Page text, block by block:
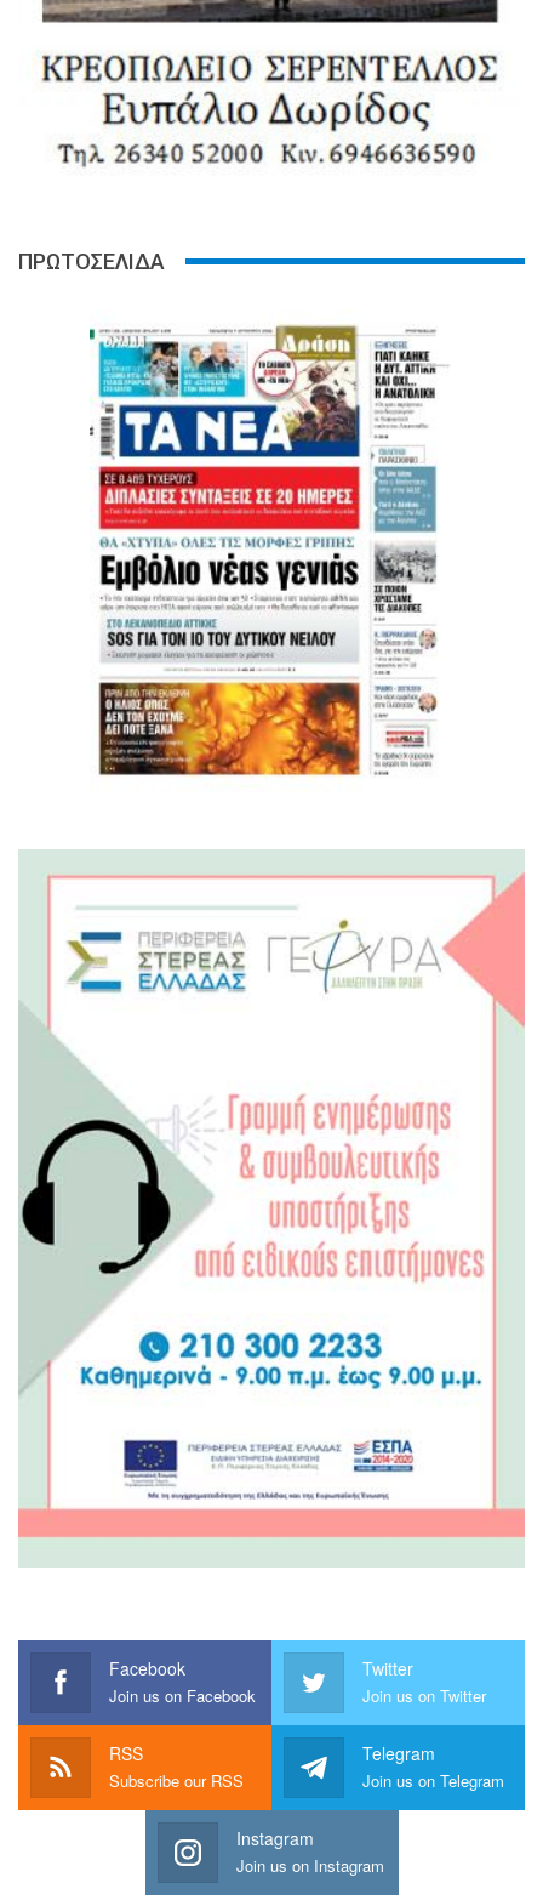
ΠΡΩΤΟΣΕΛΙΔΑ
Facebook
Join us on Facebook
Twitter
Join us on Twitter
RSS
Subscribe our RSS
Telegram
Join us on Telegram
Instagram
Join us on Instagram